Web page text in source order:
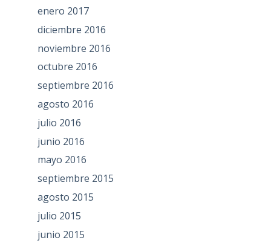
enero 2017
diciembre 2016
noviembre 2016
octubre 2016
septiembre 2016
agosto 2016
julio 2016
junio 2016
mayo 2016
septiembre 2015
agosto 2015
julio 2015
junio 2015